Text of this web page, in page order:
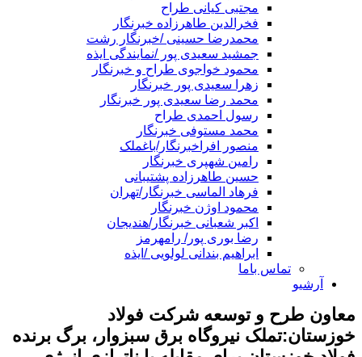
مجتبی کیانی طراح
فخرالدین طاهرزاده خبرنگار
محمدرضا حسینی /خبرنگار رشت
جمشید سعیدی پور /نمایندگی ایذه
محمود خواجوی طراح و خبرنگار
زهرا سعیدی پور خبرنگار
محمد رضا سعیدی پور خبرنگار
رسول احمدی طراح
محمد مستوفی خبرنگار
منصور افراخبرنگار/باغملک
رامین شهپری خبرنگار
حسین طاهرزاده پشتیبانی
فرهاد الماسی خبرنگار/تهران
محمود اوژن خبرنگار
اکبر شعبانی خبرنگار/هندیجان
رضا بوری پور/ رامهرمز
ابراهیم بندانی لولویی /ایذه
تماس باما
آرشیو
معاون طرح و توسعه شرکت فولاد
خوزستان:تملک نیروگاه برق سبزوار، برگ برنده